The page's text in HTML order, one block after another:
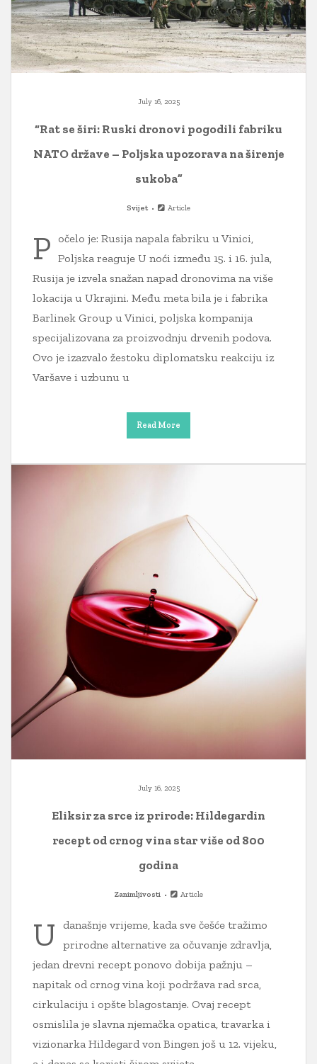
July 16, 2025
“Rat se širi: Ruski dronovi pogodili fabriku
NATO države – Poljska upozorava na širenje
sukoba”
Svijet Article
P
očelo je: Rusija napala fabriku u Vinici,
Poljska reaguje U noći između 15. i 16. jula,
Rusija je izvela snažan napad dronovima na više
lokacija u Ukrajini. Među meta bila je i fabrika
Barlinek Group u Vinici, poljska kompanija
specijalizovana za proizvodnju drvenih podova.
Ovo je izazvalo žestoku diplomatsku reakciju iz
Varšave i uzbunu u
Read More
July 16, 2025
Eliksir za srce iz prirode: Hildegardin
recept od crnog vina star više od 800
godina
Zanimljivosti Article
U
današnje vrijeme, kada sve češće tražimo
prirodne alternative za očuvanje zdravlja,
jedan drevni recept ponovo dobija pažnju –
napitak od crnog vina koji podržava rad srca,
cirkulaciju i opšte blagostanje. Ovaj recept
osmislila je slavna njemačka opatica, travarka i
vizionarka Hildegard von Bingen još u 12. vijeku,